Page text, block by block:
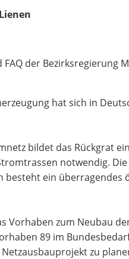
der Bezirksregierung
hat sich in
bildet das Rückgrat
notwendig.
besteht ein
Vorhaben zum Neubau
89 im
zu